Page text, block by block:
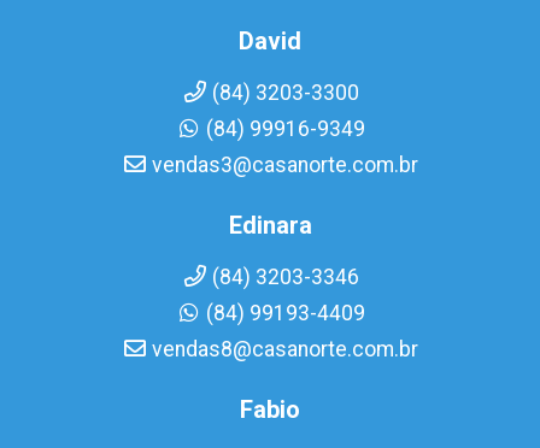
David
(84) 3203-3300
(84) 99916-9349
vendas3@casanorte.com.br
Edinara
(84) 3203-3346
(84) 99193-4409
vendas8@casanorte.com.br
Fabio